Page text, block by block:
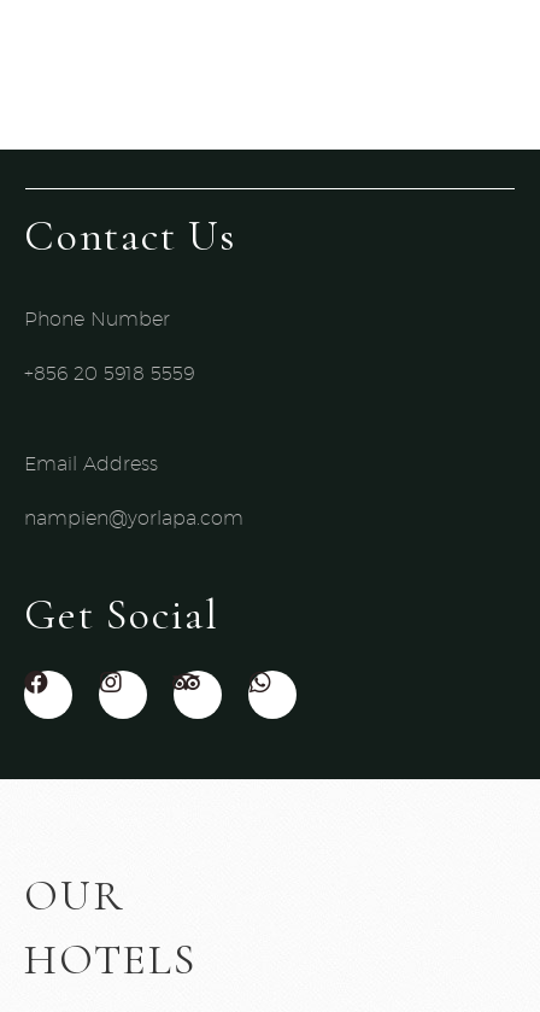
Contact Us
Phone Number
+856 20 5918 5559​
Email Address
nampien@yorlapa.com
Get Social
OUR
HOTELS